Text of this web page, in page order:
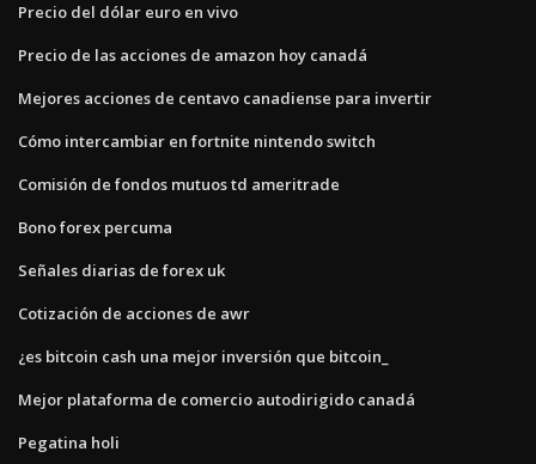
Precio del dólar euro en vivo
Precio de las acciones de amazon hoy canadá
Mejores acciones de centavo canadiense para invertir
Cómo intercambiar en fortnite nintendo switch
Comisión de fondos mutuos td ameritrade
Bono forex percuma
Señales diarias de forex uk
Cotización de acciones de awr
¿es bitcoin cash una mejor inversión que bitcoin_
Mejor plataforma de comercio autodirigido canadá
Pegatina holi